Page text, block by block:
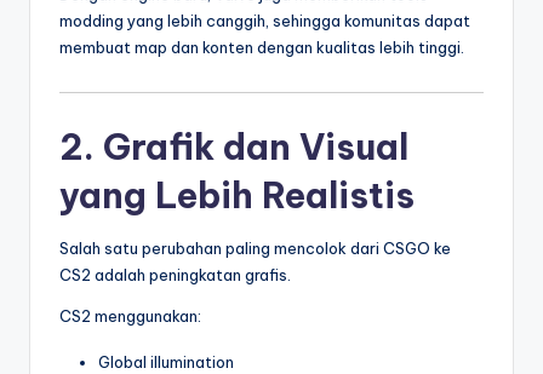
modding yang lebih canggih, sehingga komunitas dapat
membuat map dan konten dengan kualitas lebih tinggi.
2. Grafik dan Visual
yang Lebih Realistis
Salah satu perubahan paling mencolok dari CSGO ke
CS2 adalah peningkatan grafis.
CS2 menggunakan:
Global illumination